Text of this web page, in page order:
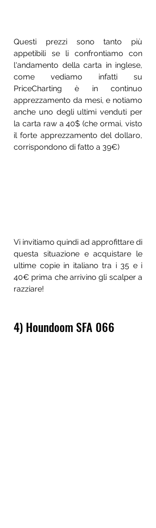
Questi prezzi sono tanto più
appetibili se li confrontiamo con
l'andamento della carta in inglese,
come vediamo infatti su
PriceCharting è in continuo
apprezzamento da mesi, e notiamo
anche uno degli ultimi venduti per
la carta raw a 40$ (che ormai, visto
il forte apprezzamento del dollaro,
corrispondono di fatto a 39€)
Vi invitiamo quindi ad approfittare di
questa situazione e acquistare le
ultime copie in italiano tra i 35 e i
40€ prima che arrivino gli scalper a
razziare!
4) Houndoom SFA 066